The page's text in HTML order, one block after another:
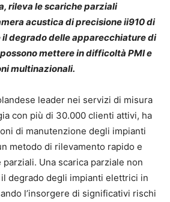
rileva le scariche parziali
acustica di precisione ii910 di
il degrado delle apparecchiature di
mettere in difficoltà PMI e
multinazionali.
leader nei servizi di misura
con più di 30.000 clienti attivi, ha
di manutenzione degli impianti
metodo di rilevamento rapido e
Una scarica parziale non
degrado degli impianti elettrici in
l’insorgere di significativi rischi